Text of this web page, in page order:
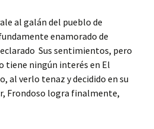
al galán del pueblo de
enamorado de
Sus sentimientos, pero
tiene ningún interés en El
al verlo tenaz y decidido en su
Frondoso logra finalmente,